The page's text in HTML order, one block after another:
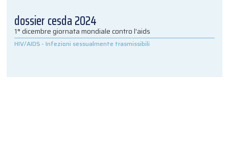
dossier cesda 2024
1° dicembre giornata mondiale contro l'aids
HIV/AIDS -Infezioni sessualmente trasmissibili